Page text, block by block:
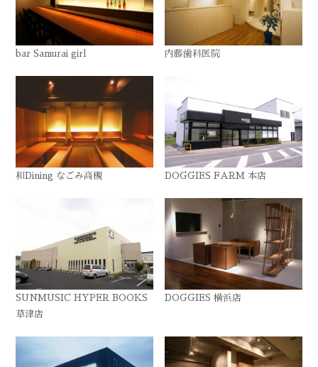
bar Samurai girl 内藤歯科医院
和Dining なごみ高槻 DOGGIES FARM 本店
SUNMUSIC HYPER BOOKS
草津店
DOGGIES 横浜店